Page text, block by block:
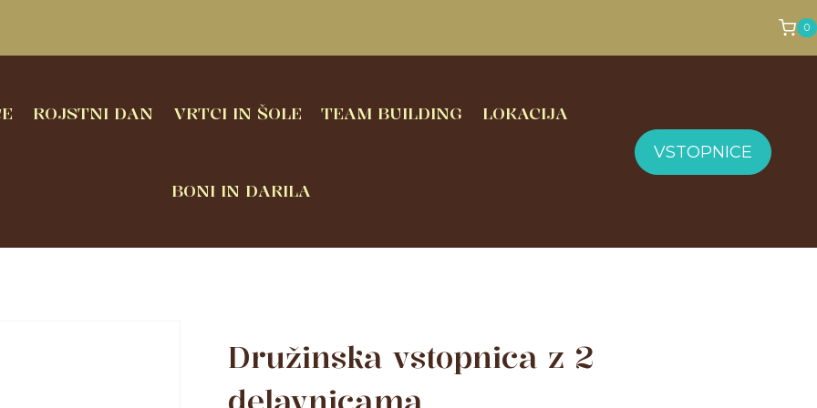
0
ROJSTNI DAN VRTCI IN ŠOLE TEAM BUILDING LOKACIJA
BONI IN DARILA
VSTOPNICE
Družinska vstopnica z 2